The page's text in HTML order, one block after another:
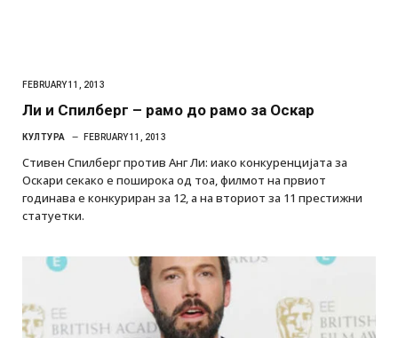
FEBRUARY 11, 2013
Ли и Спилберг – рамо до рамо за Оскар
КУЛТУРА FEBRUARY 11, 2013
Стивен Спилберг против Анг Ли: иако конкуренцијата за
Оскари секако е поширока од тоа, филмот на првиот
годинава е конкуриран за 12, а на вториот за 11 престижни
статуетки.